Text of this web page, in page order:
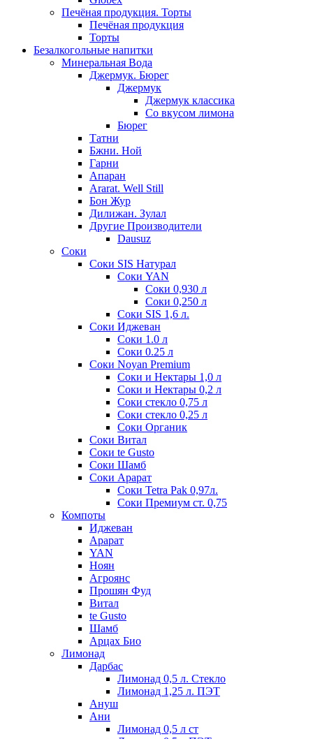
Печёная продукция. Торты
Печёная продукция
Торты
Безалкогольные напитки
Минеральная Вода
Джермук. Бюрег
Джермук
Джермук классика
Со вкусом лимона
Бюрег
Татни
Бжни. Ной
Гарни
Апаран
Ararat. Well Still
Бон Жур
Дилижан. Зулал
Другие Производители
Dausuz
Соки
Соки SIS Натурал
Соки YAN
Соки 0,930 л
Соки 0,250 л
Соки SIS 1,6 л.
Соки Иджеван
Соки 1.0 л
Соки 0.25 л
Соки Noyan Premium
Соки и Нектары 1,0 л
Соки и Нектары 0,2 л
Соки стекло 0,75 л
Соки стекло 0,25 л
Соки Органик
Соки Витал
Соки te Gusto
Соки Шамб
Соки Арарат
Соки Tetra Pak 0,97л.
Соки Премиум ст. 0,75
Компоты
Иджеван
Арарат
YAN
Ноян
Агроянс
Прошян Фуд
Витал
te Gusto
Шамб
Арцах Био
Лимонад
Дарбас
Лимонад 0,5 л. Стекло
Лимонад 1,25 л. ПЭТ
Ануш
Ани
Лимонад 0,5 л ст